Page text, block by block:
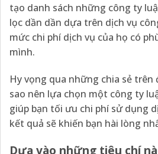
tạo danh sách những công ty
lọc dần dần dựa trên dịch vụ
mức chi phí dịch vụ của họ có
mình.
Hy vọng qua những chia sẻ trên
sao nên lựa chọn một công ty
giúp bạn tối ưu chi phí sử dụng
kết quả sẽ khiến bạn hài lòng
Dựa vào những tiêu chí